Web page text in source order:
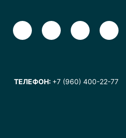
ТЕЛЕФОН: +7 (960) 400-22-77